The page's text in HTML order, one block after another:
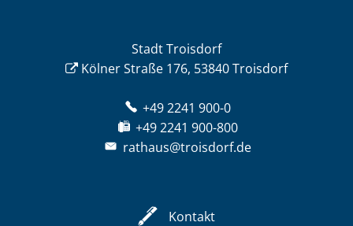
Stadt Troisdorf
Kölner Straße 176, 53840 Troisdorf
+49 2241 900-0
+49 2241 900-800
rathaus@troisdorf.de
Kontakt